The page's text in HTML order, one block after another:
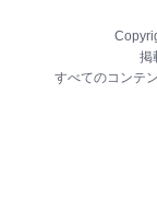
掲
すべてのコンテ